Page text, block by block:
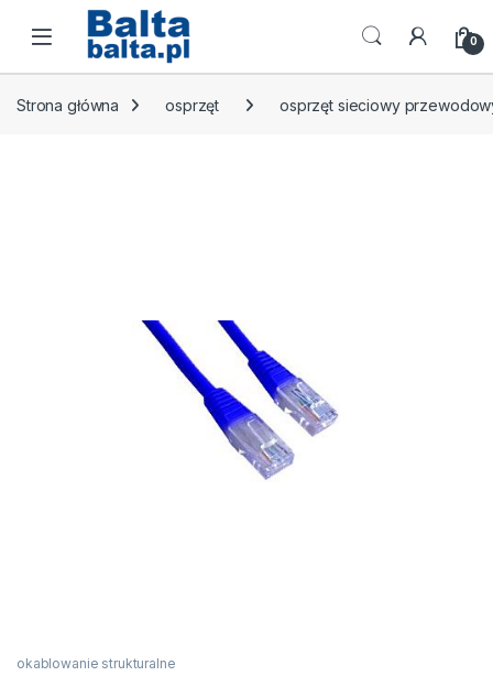
Skip to navigation
Skip to content
Open 0
Strona główna osprzęt osprzęt sieciowy
okablowanie strukturalne